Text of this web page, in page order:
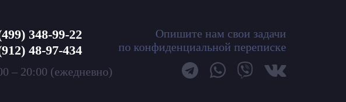
348-99-22
48-97-434
– 20:00 (ежедневно)
Опишите нам свои задачи
по конфиденциальной переписке